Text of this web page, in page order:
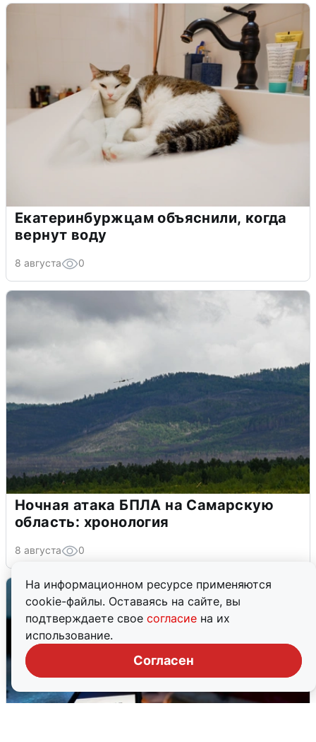
На информационном ресурсе применяются
cookie-файлы. Оставаясь на сайте, вы
подтверждаете свое согласие на их
использование.
Согласен
Екатеринбуржцам объяснили, когда
вернут воду
8 августа 0
Ночная атака БПЛА на Самарскую
область: хронология
8 августа 0